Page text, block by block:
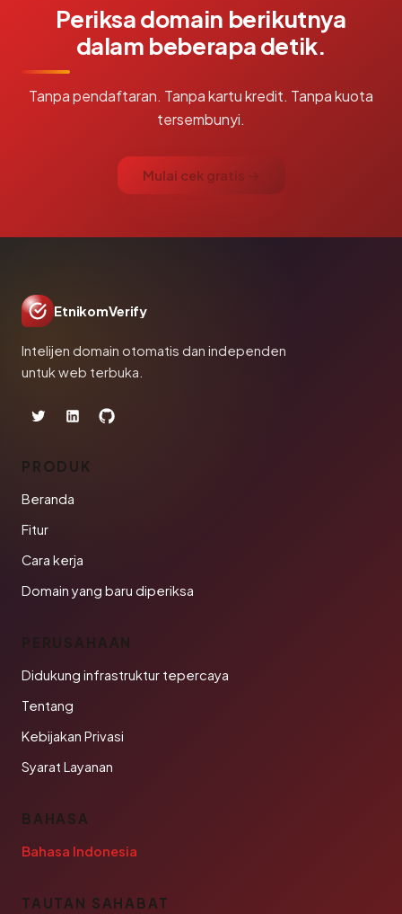
Periksa domain berikutnya
dalam beberapa detik.
Tanpa pendaftaran. Tanpa kartu kredit. Tanpa kuota
tersembunyi.
Mulai cek gratis →
EtnikomVerify
Intelijen domain otomatis dan independen
untuk web terbuka.
PRODUK
Beranda
Fitur
Cara kerja
Domain yang baru diperiksa
PERUSAHAAN
Didukung infrastruktur tepercaya
Tentang
Kebijakan Privasi
Syarat Layanan
BAHASA
Bahasa Indonesia
TAUTAN SAHABAT